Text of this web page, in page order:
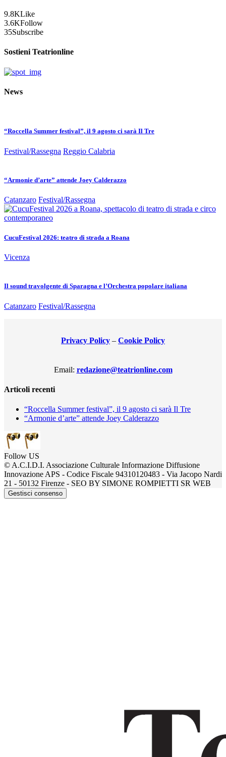
9.8KLike
3.6KFollow
35Subscribe
Sostieni Teatrionline
News
“Roccella Summer festival”, il 9 agosto ci sarà Il Tre
Festival/Rassegna Reggio Calabria
“Armonie d’arte” attende Joey Calderazzo
Catanzaro Festival/Rassegna
CucuFestival 2026: teatro di strada a Roana
Vicenza
Il sound travolgente di Sparagna e l’Orchestra popolare italiana
Catanzaro Festival/Rassegna
Privacy Policy – Cookie Policy
Email: redazione@teatrionline.com
Articoli recenti
“Roccella Summer festival”, il 9 agosto ci sarà Il Tre
“Armonie d’arte” attende Joey Calderazzo
Follow US
© A.C.I.D.I. Associazione Culturale Informazione Diffusione
Innovazione APS - Codice Fiscale 94310120483 - Via Jacopo Nardi
21 - 50132 Firenze - SEO BY SIMONE ROMPIETTI SR WEB
Gestisci consenso